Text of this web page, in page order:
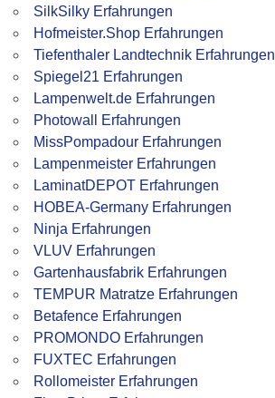
SilkSilky Erfahrungen
Hofmeister.Shop Erfahrungen
Tiefenthaler Landtechnik Erfahrungen
Spiegel21 Erfahrungen
Lampenwelt.de Erfahrungen
Photowall Erfahrungen
MissPompadour Erfahrungen
Lampenmeister Erfahrungen
LaminatDEPOT Erfahrungen
HOBEA-Germany Erfahrungen
Ninja Erfahrungen
VLUV Erfahrungen
Gartenhausfabrik Erfahrungen
TEMPUR Matratze Erfahrungen
Betafence Erfahrungen
PROMONDO Erfahrungen
FUXTEC Erfahrungen
Rollomeister Erfahrungen